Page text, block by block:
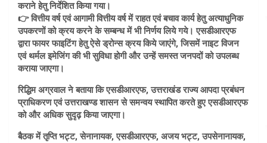
कराने हेतु निर्देशित किया गया।
👉 वित्तीय वर्ष एवं आगामी वित्तीय वर्ष में राहत एवं बचाव कार्य हेतु अत्याधुनिक
उपकरणों को क्रय करने के सम्बन्ध में भी निर्णय लिये गये। एसडीआरएफ
द्वारा फायर फाइटिंग हेतु ऐसे ड्रोन्स क्रय किये जाएंगे, जिसमें नाइट विजन
एवं थर्मल इमेजिंग की भी सुविधा होगी और उन्हें समस्त जनपदों को उपलब्ध
कराया जाएगा।
रिद्धिम अग्रवाल ने बताया कि एसडीआरएफ, उत्तराखंड राज्य आपदा प्रबंधन
प्राधिकरण एवं उत्तराखण्ड शासन से समन्वय स्थापित करते हुए एसडीआरएफ
को और अधिक सुदृढ़ किया जाएगा।
बैठक में तृप्ति भट्ट, सेनानायक, एसडीआरएफ, अजय भट्ट, उपसेनानायक,